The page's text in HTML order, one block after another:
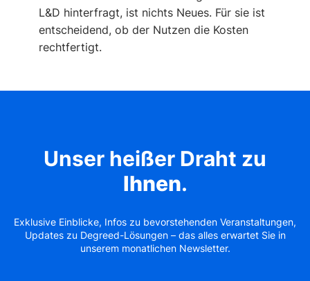
L&D hinterfragt, ist nichts Neues. Für sie ist
entscheidend, ob der Nutzen die Kosten
rechtfertigt.
Unser heißer Draht zu
Ihnen.
Exklusive Einblicke, Infos zu bevorstehenden Veranstaltungen,
Updates zu Degreed-Lösungen – das alles erwartet Sie in
unserem monatlichen Newsletter.